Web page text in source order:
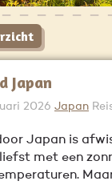
Japan
2026 Japan
Japan is
met een